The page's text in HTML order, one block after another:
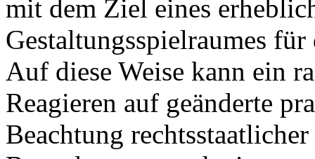
mit dem Ziel eines
Gestaltungsspielraumes
Auf diese Weise kann ein
Reagieren auf geänderte
Beachtung